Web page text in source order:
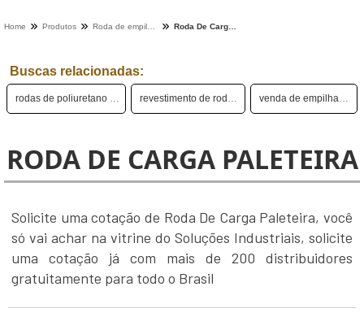
Home Produtos
Buscas relacionadas:
rodas de poliuretano para empilhadeiras revestimento de rodas de empilhadeira venda de empilhadeiras semi novas
RODA DE CARGA PALETEIRA
Solicite uma cotação de Roda De Carga Paleteira, você
só vai achar na vitrine do Soluções Industriais, solicite
uma cotação já com mais de 200 distribuidores
gratuitamente para todo o Brasil